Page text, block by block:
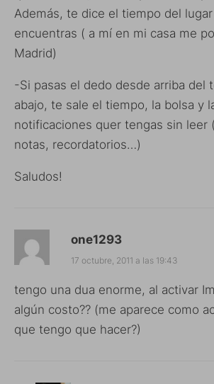
Además, te dice el tiempo del
encuentras ( a mí en mi casa me
Madrid)
-Si pasas el dedo desde arriba del
abajo, te sale el tiempo, la bolsa y
notificaciones quer tengas sin leer
notas, recordatorios…)
Saludos!
one1293
17 octubre, 2011 a las 19:43
tengo una dua enorme, al activar
algún costo?? (me aparece como
que tengo que hacer?)